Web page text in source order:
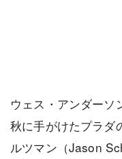
ウェス・アンダー
秋に手がけたプラダ
ルツマン（Jason